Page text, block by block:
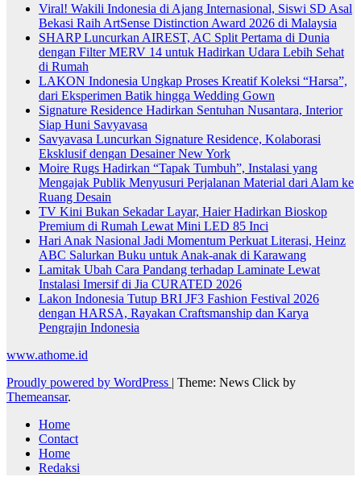
Viral! Wakili Indonesia di Ajang Internasional, Siswi SD Asal
Bekasi Raih ArtSense Distinction Award 2026 di Malaysia
SHARP Luncurkan AIREST, AC Split Pertama di Dunia
dengan Filter MERV 14 untuk Hadirkan Udara Lebih Sehat
di Rumah
LAKON Indonesia Ungkap Proses Kreatif Koleksi “Harsa”,
dari Eksperimen Batik hingga Wedding Gown
Signature Residence Hadirkan Sentuhan Nusantara, Interior
Siap Huni Savyavasa
Savyavasa Luncurkan Signature Residence, Kolaborasi
Eksklusif dengan Desainer New York
Moire Rugs Hadirkan “Tapak Tumbuh”, Instalasi yang
Mengajak Publik Menyusuri Perjalanan Material dari Alam ke
Ruang Desain
TV Kini Bukan Sekadar Layar, Haier Hadirkan Bioskop
Premium di Rumah Lewat Mini LED 85 Inci
Hari Anak Nasional Jadi Momentum Perkuat Literasi, Heinz
ABC Salurkan Buku untuk Anak-anak di Karawang
Lamitak Ubah Cara Pandang terhadap Laminate Lewat
Instalasi Imersif di Jia CURATED 2026
Lakon Indonesia Tutup BRI JF3 Fashion Festival 2026
dengan HARSA, Rayakan Craftsmanship dan Karya
Pengrajin Indonesia
www.athome.id
Proudly powered by WordPress | Theme: News Click by
Themeansar.
Home
Contact
Home
Redaksi